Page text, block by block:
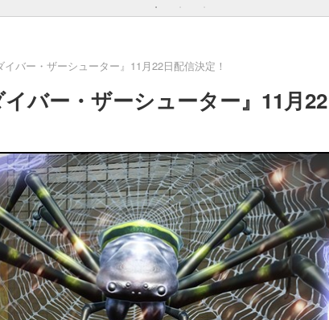
バー・ザーシューター』11月22日配信決定！
バー・ザーシューター』11月22